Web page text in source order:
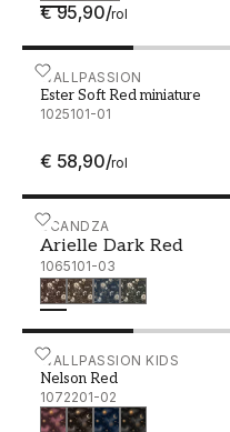
€ 95,90/rol
WALLPASSION
Ester Soft Red miniature
1025101-01
€ 58,90/rol
Ester Soft Red
SCANDZA
Arielle Dark Red
1065101-03
Arielle Dark Red -
WALLPASSION KIDS
Nelson Red
1072201-02
Nelson Red - 1072201-